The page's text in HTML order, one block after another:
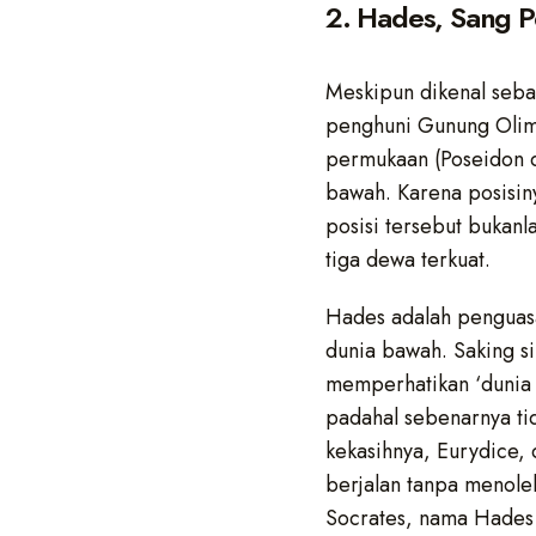
2. Hades, Sang
Meskipun dikenal
penghuni Gunung
permukaan
bawah. Karena
posisi tersebut
tiga dewa terkuat.
Hades adalah
dunia bawah. Saking
memperhatikan
padahal sebenarnya
kekasihnya,
berjalan tanpa
Socrates, nama